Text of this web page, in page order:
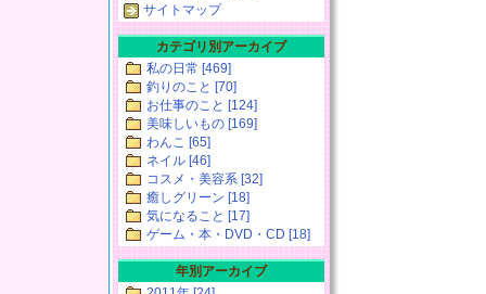
サイトマップ
カテゴリ別アーカイブ
私の日常 [469]
釣りのこと [70]
お仕事のこと [124]
美味しいもの [169]
わんこ [65]
ネイル [46]
コスメ・美容系 [32]
癒しグリーン [18]
気になること [17]
ゲーム・本・DVD・CD [18]
年別アーカイブ